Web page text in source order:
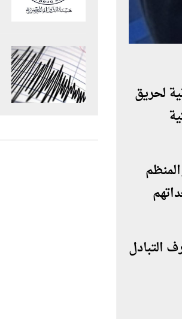
لحريق
غرف التبادل